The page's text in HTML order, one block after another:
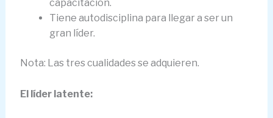
capacitación.
Tiene autodisciplina para llegar a ser un
gran líder.
Nota: Las tres cualidades se adquieren.
El líder latente: